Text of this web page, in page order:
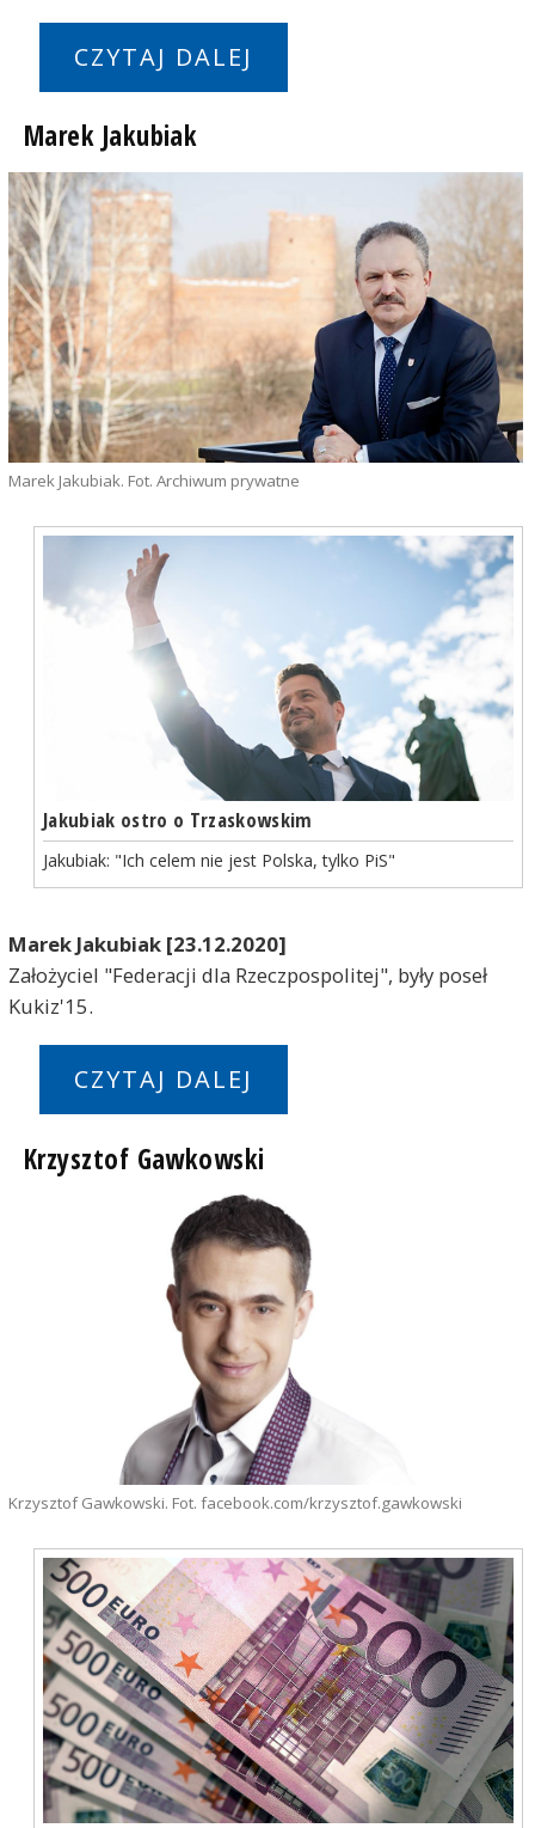
CZYTAJ DALEJ
Marek Jakubiak
Marek Jakubiak. Fot. Archiwum prywatne
Jakubiak ostro o Trzaskowskim
Jakubiak: "Ich celem nie jest Polska, tylko PiS"
Marek Jakubiak [23.12.2020]
Założyciel "Federacji dla Rzeczpospolitej", były poseł
Kukiz'15.
CZYTAJ DALEJ
Krzysztof Gawkowski
Krzysztof Gawkowski. Fot. facebook.com/krzysztof.gawkowski